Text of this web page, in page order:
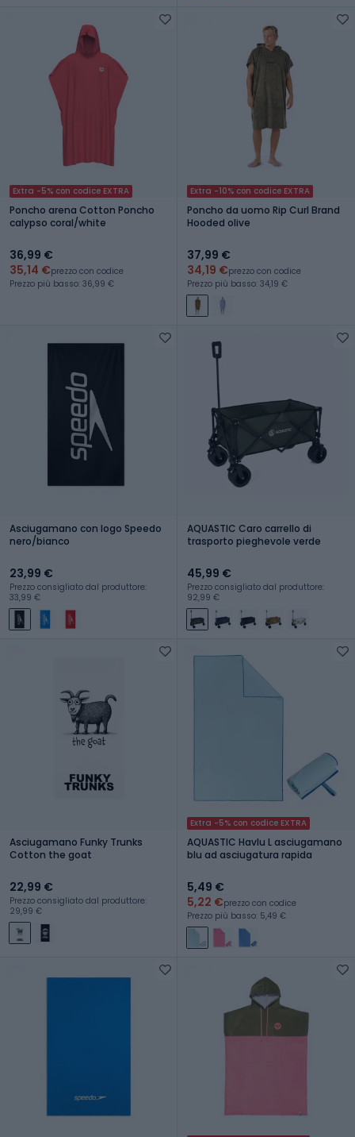
Extra -5% con codice EXTRA
Poncho arena Cotton Poncho
calypso coral/white
36,99 €
35,14 €prezzo con codice
Prezzo più basso: 36,99 €
Extra -10% con codice EXTRA
Poncho da uomo Rip Curl Brand
Hooded olive
37,99 €
34,19 €prezzo con codice
Prezzo più basso: 34,19 €
Asciugamano con logo Speedo
nero/bianco
23,99 €
Prezzo consigliato dal produttore:
33,99 €
AQUASTIC Caro carrello di
trasporto pieghevole verde
45,99 €
Prezzo consigliato dal produttore:
92,99 €
Asciugamano Funky Trunks
Cotton the goat
22,99 €
Prezzo consigliato dal produttore:
29,99 €
Extra -5% con codice EXTRA
AQUASTIC Havlu L asciugamano
blu ad asciugatura rapida
5,49 €
5,22 €prezzo con codice
Prezzo più basso: 5,49 €